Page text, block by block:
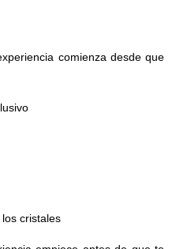
comienza desde que
cristales